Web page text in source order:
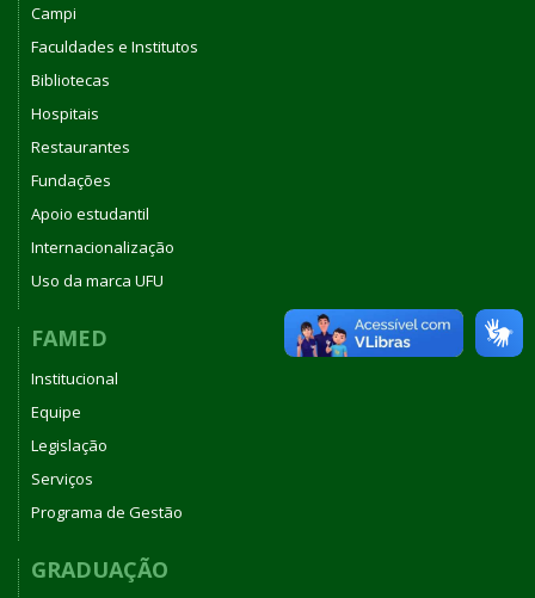
Campi
Faculdades e Institutos
Bibliotecas
Hospitais
Restaurantes
Fundações
Apoio estudantil
Internacionalização
Uso da marca UFU
FAMED
Institucional
Equipe
Legislação
Serviços
Programa de Gestão
GRADUAÇÃO